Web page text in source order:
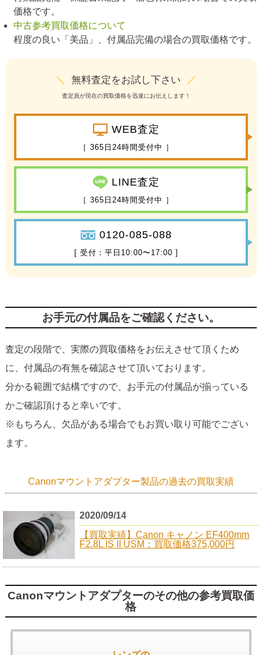
価格です。
中古参考買取価格について
程度の良い「美品」、付属品完備の場合の買取価格です。
＼ 無料査定をお試し下さい ／
査定員が現在の買取価格を迅速にお伝えします！
WEB査定
［ 365日24時間受付中 ］
LINE査定
［ 365日24時間受付中 ］
0120-085-088
[ 受付：平日10:00〜17:00 ]
お手元の付属品をご確認ください。
査定の段階で、実際の買取価格をお伝えさせて頂くため
に、付属品の有無を確認させて頂いております。
分かる範囲で結構ですので、お手元の付属品が揃っている
かご確認頂けると幸いです。
※もちろん、欠品がある場合でもお買い取り可能でござい
ます。
Canonマウントアダプター製品の過去の買取実績
2020/09/14
【買取実績】Canon キャノン EF400mm
F2.8L IS II USM：買取価格375,000円
Canonマウントアダプターのその他の参考買取価
格